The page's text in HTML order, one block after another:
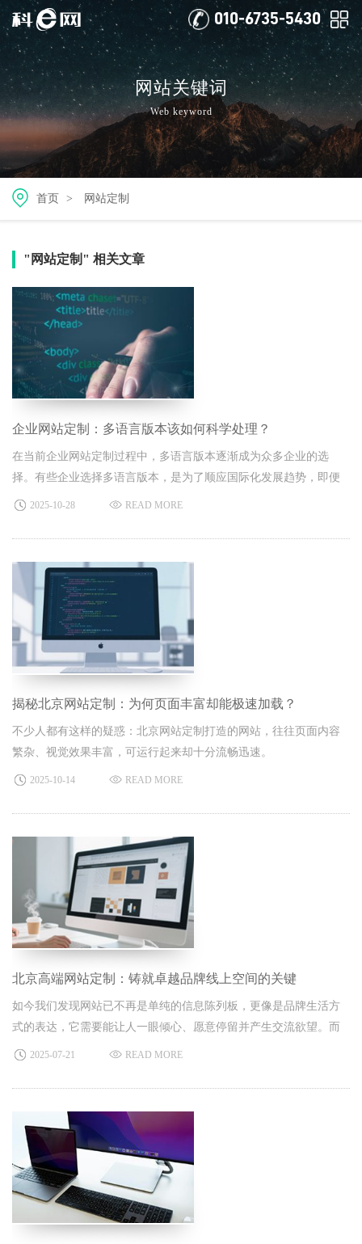
010-6735-5430
网站关键词
Web keyword
首页 > 网站定制
"网站定制" 相关文章
企业网站定制：多语言版本该如何科学处理？
在当前企业网站定制过程中，多语言版本逐渐成为众多企业的选
择。有些企业选择多语言版本，是为了顺应国际化发展趋势，即便
暂未开展国外业务，也希望通过多语言网站塑造品牌形象、提升品
2025-10-28 READ MORE
揭秘北京网站定制：为何页面丰富却能极速加载？
不少人都有这样的疑惑：北京网站定制打造的网站，往往页面内容
繁杂、视觉效果丰富，可运行起来却十分流畅迅速。
2025-10-14 READ MORE
北京高端网站定制：铸就卓越品牌线上空间的关键
如今我们发现网站已不再是单纯的信息陈列板，更像是品牌生活方
式的表达，它需要能让人一眼倾心、愿意停留并产生交流欲望。而
北京高端网站定制方案，正是实现这一目标的重要助力，它以独特
高端网站建设的品质与价值。​
2025-07-21 READ MORE